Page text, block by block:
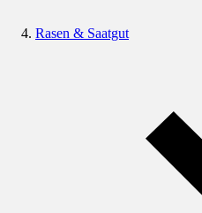
Rasen & Saatgut